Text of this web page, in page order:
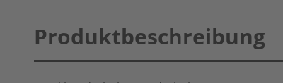
Produktbeschreibung